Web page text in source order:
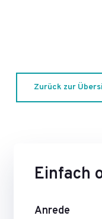
Zurück zur
Einfach
Anrede